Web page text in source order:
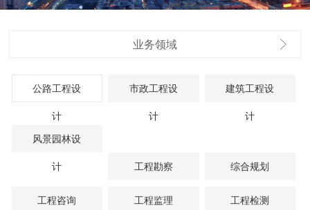
业务领域
公路工程设
计
市政工程设
计
建筑工程设
计
风景园林设
计 工程勘察 综合规划
工程咨询 工程监理 工程检测